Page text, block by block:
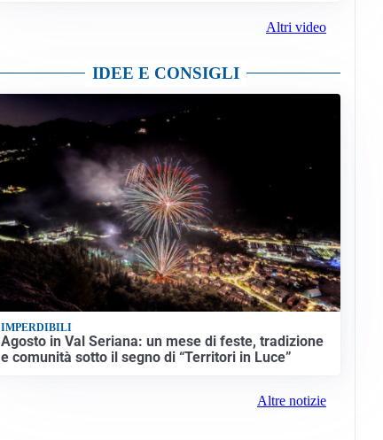
Altri video
IDEE E CONSIGLI
IMPERDIBILI
Agosto in Val Seriana: un mese di feste, tradizione
e comunità sotto il segno di “Territori in Luce”
Altre notizie